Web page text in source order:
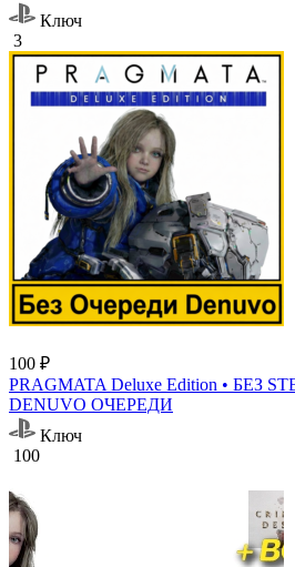
Ключ
3
100 ₽
PRAGMATA Deluxe Edition • БЕЗ
DENUVO ОЧЕРЕДИ
Ключ
100